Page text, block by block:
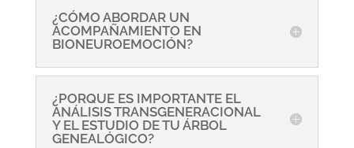
¿CÓMO ABORDAR UN
ACOMPAÑAMIENTO EN
BIONEUROEMOCIÓN?
¿PORQUE ES IMPORTANTE EL
ANÁLISIS TRANSGENERACIONAL
Y EL ESTUDIO DE TU ÁRBOL
GENEALÓGICO?